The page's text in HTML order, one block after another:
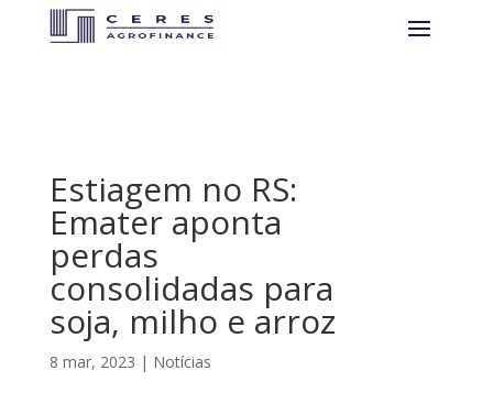
Estiagem no RS:
Emater aponta
perdas
consolidadas para
soja, milho e arroz
8 mar, 2023 | Notícias